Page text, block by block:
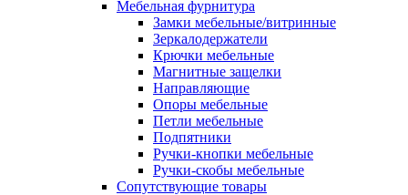
Мебельная фурнитура
Замки мебельные/витринные
Зеркалодержатели
Крючки мебельные
Магнитные защелки
Направляющие
Опоры мебельные
Петли мебельные
Подпятники
Ручки-кнопки мебельные
Ручки-скобы мебельные
Сопутствующие товары